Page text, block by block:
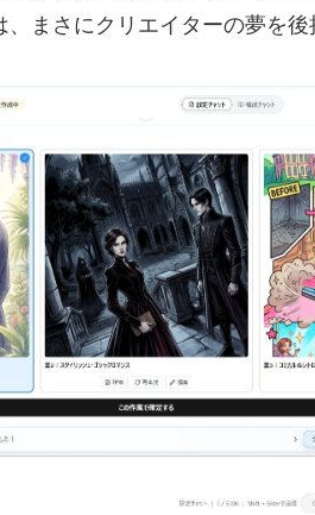
まさにクリエイターの夢を後